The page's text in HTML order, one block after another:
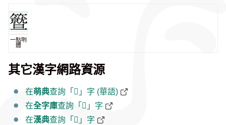
一點明
體
其它漢字網路資源
在萌典查詢「𥷛」字 (華語)
在全字庫查詢「𥷛」字
在漢典查詢「𥷛」字